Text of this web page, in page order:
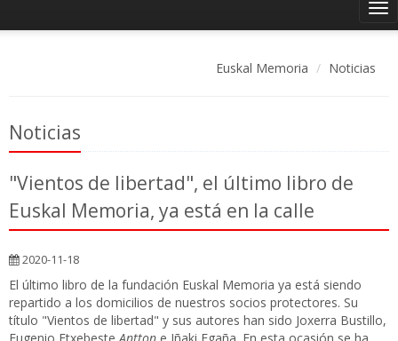
Euskal Memoria Noticias
Noticias
"Vientos de libertad", el último libro de
Euskal Memoria, ya está en la calle
2020-11-18
El último libro de la fundación Euskal Memoria ya está siendo
repartido a los domicilios de nuestros socios protectores. Su
título "Vientos de libertad" y sus autores han sido Joxerra Bustillo,